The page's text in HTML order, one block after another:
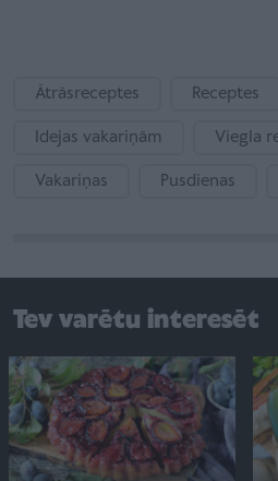
Ātrāsreceptes Receptes
Idejas vakariņām Viegla
Vakariņas Pusdienas
Tev varētu interesēt